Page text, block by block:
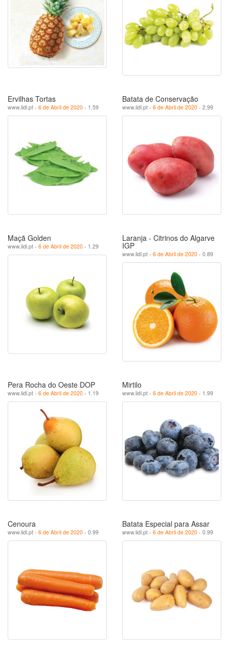
Ervilhas Tortas
www.lidl.pt - 6 de Abril de 2020 - 1.59
Batata de Conservação
www.lidl.pt - 6 de Abril de 2020 - 2.99
Maçã Golden
www.lidl.pt - 6 de Abril de 2020 - 1.29
Laranja - Citrinos do Algarve
IGP
www.lidl.pt - 6 de Abril de 2020 - 0.89
Pera Rocha do Oeste DOP
www.lidl.pt - 6 de Abril de 2020 - 1.19
Mirtilo
www.lidl.pt - 6 de Abril de 2020 - 1.99
Cenoura
www.lidl.pt - 6 de Abril de 2020 - 0.99
Batata Especial para Assar
www.lidl.pt - 6 de Abril de 2020 - 0.99